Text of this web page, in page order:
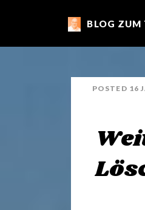
m
a
BLOG ZUM
POSTED 16